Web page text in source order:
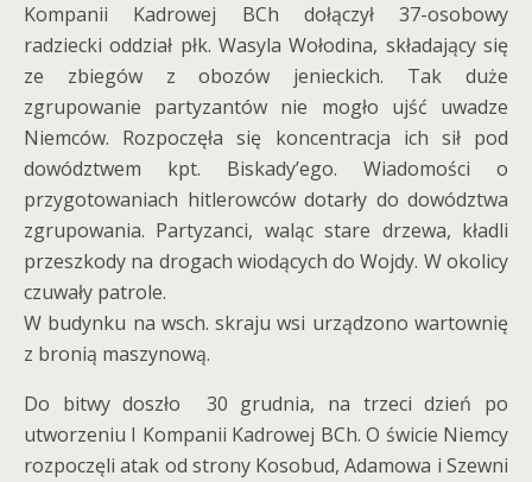
Kompanii Kadrowej BCh dołączył 37-osobowy
radziecki oddział płk. Wasyla Wołodina, składający się
ze zbiegów z obozów jenieckich. Tak duże
zgrupowanie partyzantów nie mogło ujść uwadze
Niemców. Rozpoczęła się koncentracja ich sił pod
dowództwem kpt. Biskady’ego. Wiadomości o
przygotowaniach hitlerowców dotarły do dowództwa
zgrupowania. Partyzanci, waląc stare drzewa, kładli
przeszkody na drogach wiodących do Wojdy. W okolicy
czuwały patrole.
W budynku na wsch. skraju wsi urządzono wartownię
z bronią maszynową.
Do bitwy doszło 30 grudnia, na trzeci dzień po
utworzeniu I Kompanii Kadrowej BCh. O świcie Niemcy
rozpoczęli atak od strony Kosobud, Adamowa i Szewni